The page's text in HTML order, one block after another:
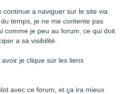
a naviguer sur le site via
temps, je ne me contente pas
comme je peu au forum, ce qui doit
a sa visibilité.
je clique sur les liens
avec ce forum, et ça ira mieux